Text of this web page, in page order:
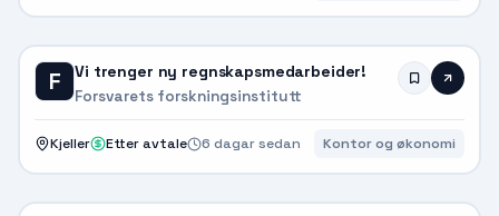
F Vi trenger ny regnskapsmedarbeider!
Forsvarets forskningsinstitutt
Kjeller Etter avtale 6 dagar sedan Kontor og økonomi